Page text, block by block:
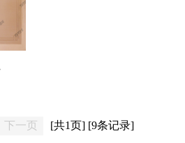
”
下一页 [共1页] [9条记录]